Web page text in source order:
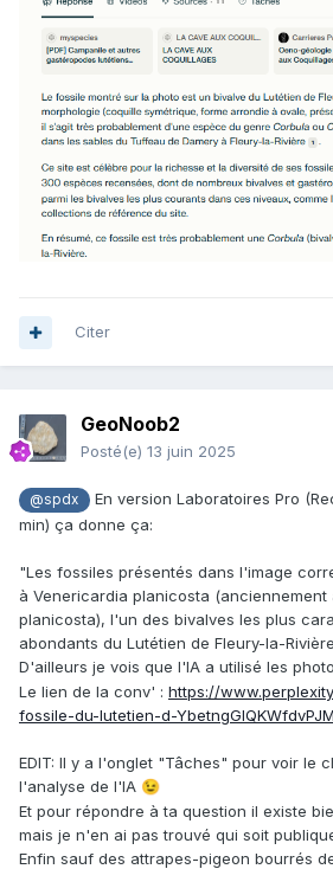
Mais au final je savais à quoi
surprises, par contre la nature, elle,
et se joue bien de moi😂
Au passage, merci pour ton site, en
d'
@elasmo
on sait dorénavant ce
susceptible de trouver👍
Mais sans matériel adapté et, surtout,
cela reste une tâche assez complexe.
Citer
GeoNoob2
Posté(e) 13 juin 2025
@spdx
En version Laboratoires Pro
min) ça donne ça:
"Les fossiles présentés dans l'image
à Venericardia planicosta (anciennement
planicosta), l'un des bivalves les plus
abondants du Lutétien de Fleury-la-
D'ailleurs je vois que l'IA a utilisé les
Le lien de la conv' : https://
fossile-du-lutetien-d-
EDIT: Il y a l'onglet "Tâches" pour voir le
l'analyse de l'IA 😉
Et pour répondre à ta question il existe
mais je n'en ai pas trouvé qui soit
Enfin sauf des attrapes-pigeon bourrés